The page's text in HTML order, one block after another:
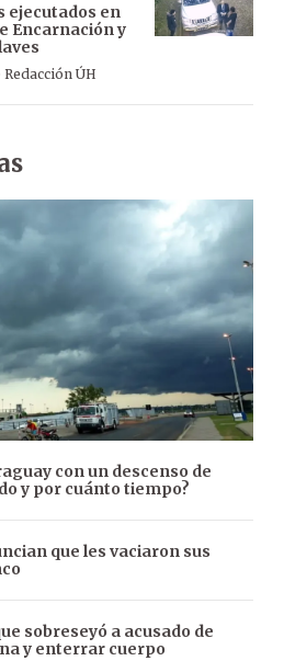
ejecutados en
Encarnación y
Redacción ÚH
con un descenso de
y por cuánto tiempo?
que les vaciaron sus
sobreseyó a acusado de
y enterrar cuerpo